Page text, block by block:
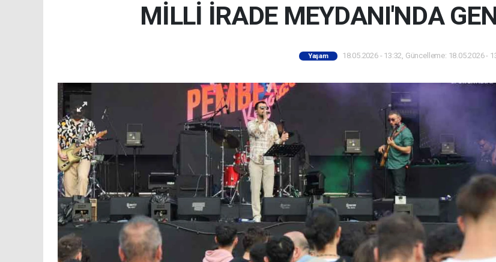
MİLLİ İRADE MEYDANI'NDA
Yaşam 18.05.2026 - 13:32, Güncelleme: 18.05.2026 -